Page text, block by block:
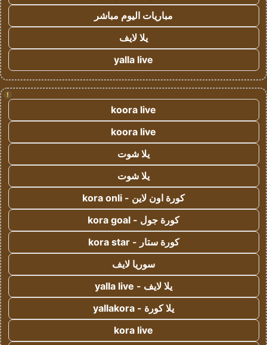
مباريات اليوم مباشر
يلا لايف
yalla live
!
koora live
koora live
يلا شوت
يلا شوت
كورة اون لاين - kora onli
كورة جول - kora goal
كورة ستار - kora star
سوريا لايف
يلا لايف - yalla live
يلا كورة - yallakora
kora live